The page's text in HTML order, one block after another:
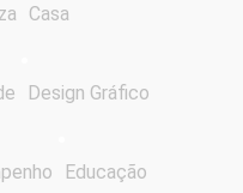
Casa
Design Gráfico
Educação